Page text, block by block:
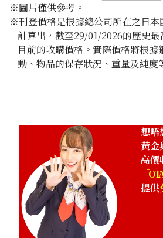
18K gold (K18) Kihei necklace
※圖片僅供參考。
※刊登價格是根據總公司所在之日本
計算出，截至29/01/2026的歷史
目前的收購價格。實際價格將根據
動、物品的保存狀況、重量及純度
想唔
黃金
高價
「
提供